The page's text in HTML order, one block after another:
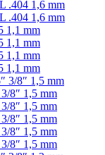
.404 1,6 mm
.404 1,6 mm
1,1 mm
1,1 mm
1,1 mm
1,1 mm
3/8″ 1,5 mm
8″ 1,5 mm
8″ 1,5 mm
8″ 1,5 mm
8″ 1,5 mm
8″ 1,5 mm